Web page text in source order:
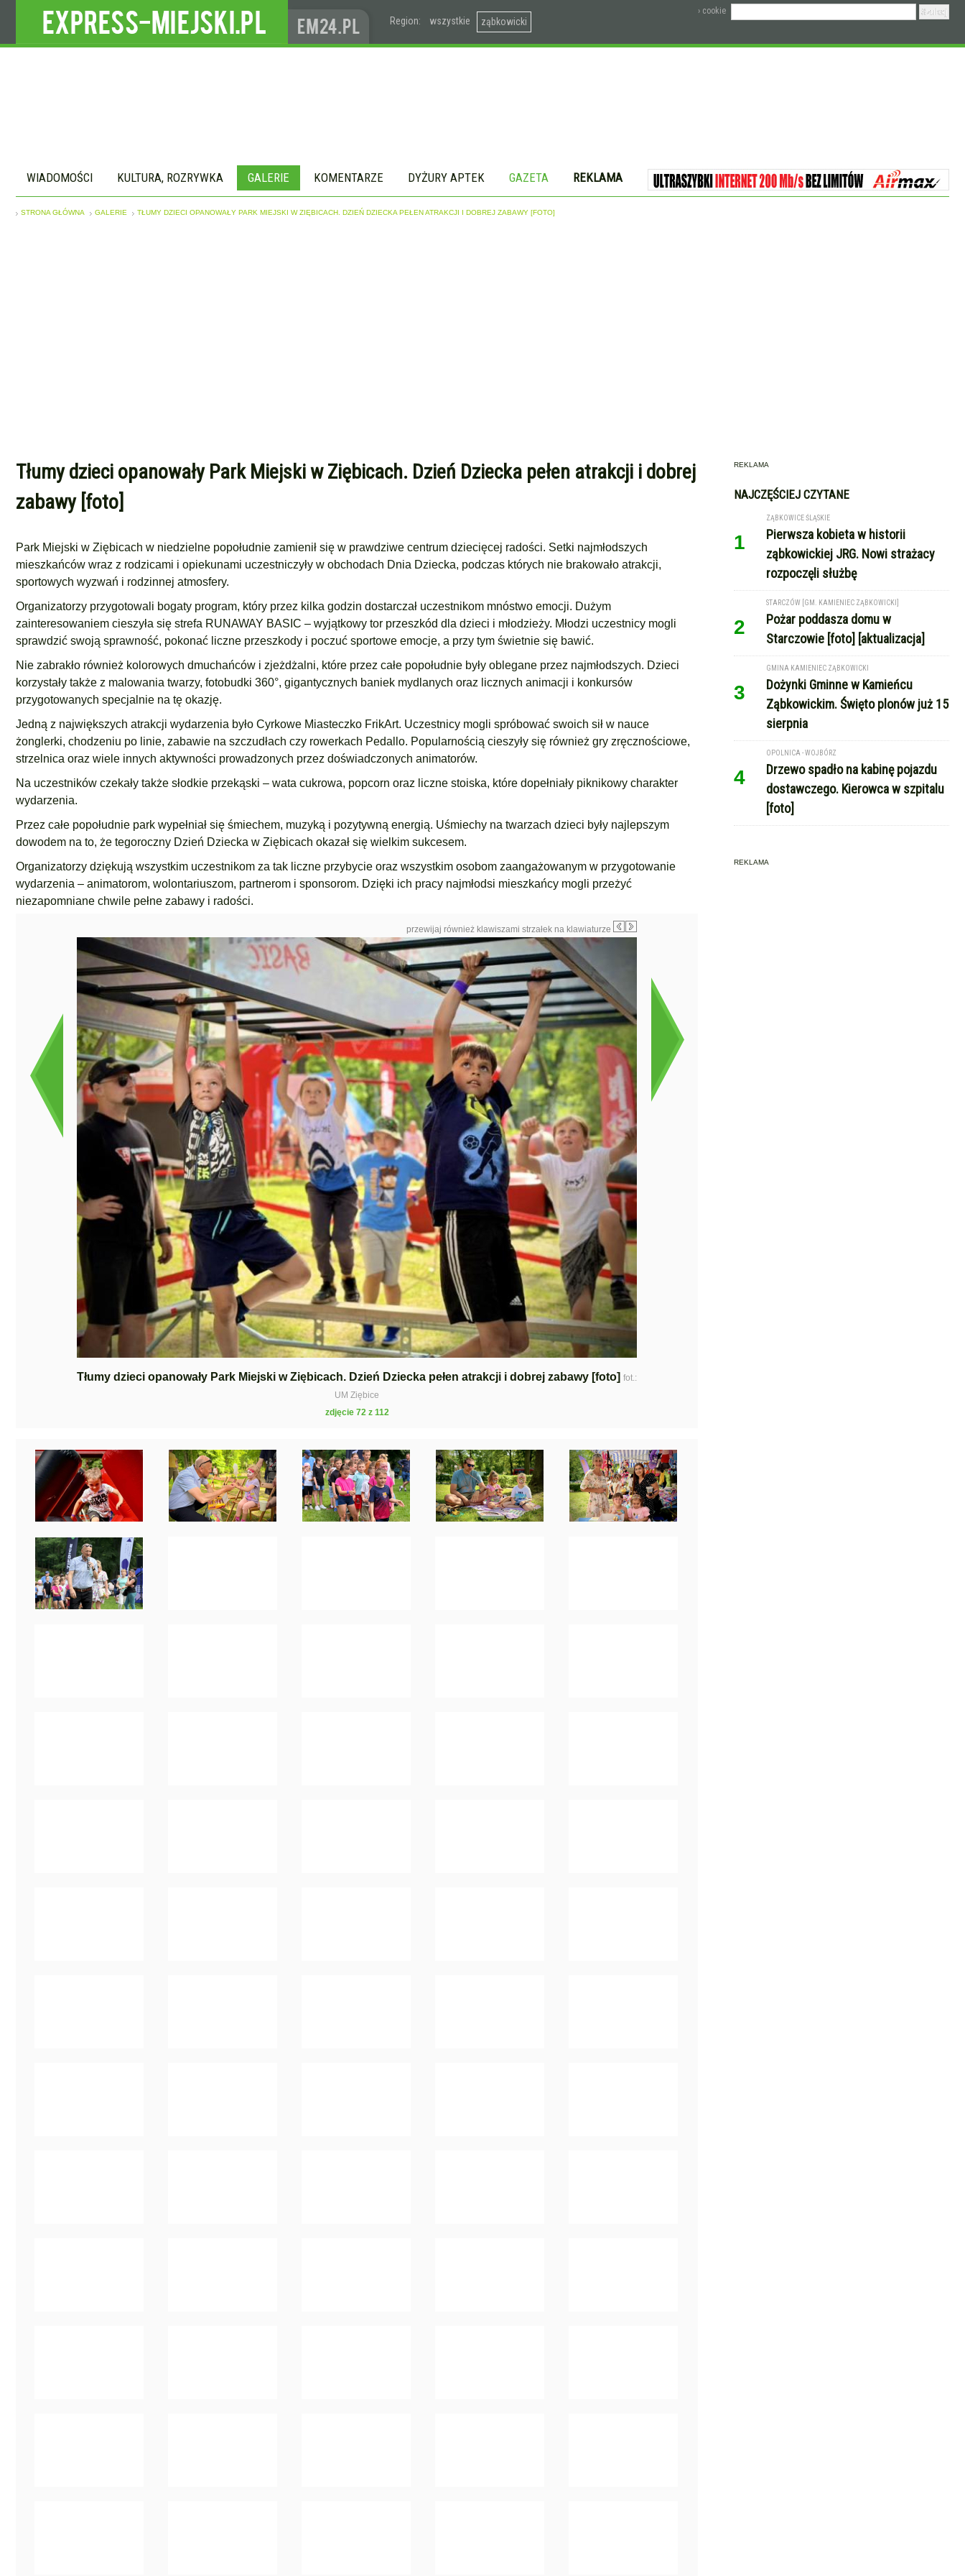
Region: wszystkie ząbkowicki
› cookie
WIADOMOŚCI KULTURA, ROZRYWKA GALERIE KOMENTARZE DYŻURY APTEK GAZETA REKLAMA
STRONA GŁÓWNA GALERIE TŁUMY DZIECI OPANOWAŁY PARK MIEJSKI W ZIĘBICACH. DZIEŃ DZIECKA PEŁEN ATRAKCJI I DOBREJ ZABAWY [FOTO]
Tłumy dzieci opanowały Park Miejski w Ziębicach. Dzień Dziecka pełen atrakcji i dobrej
zabawy [foto]
Park Miejski w Ziębicach w niedzielne popołudnie zamienił się w prawdziwe centrum dziecięcej radości. Setki najmłodszych
mieszkańców wraz z rodzicami i opiekunami uczestniczyły w obchodach Dnia Dziecka, podczas których nie brakowało atrakcji,
sportowych wyzwań i rodzinnej atmosfery.
Organizatorzy przygotowali bogaty program, który przez kilka godzin dostarczał uczestnikom mnóstwo emocji. Dużym
zainteresowaniem cieszyła się strefa RUNAWAY BASIC – wyjątkowy tor przeszkód dla dzieci i młodzieży. Młodzi uczestnicy mogli
sprawdzić swoją sprawność, pokonać liczne przeszkody i poczuć sportowe emocje, a przy tym świetnie się bawić.
Nie zabrakło również kolorowych dmuchańców i zjeżdżalni, które przez całe popołudnie były oblegane przez najmłodszych. Dzieci
korzystały także z malowania twarzy, fotobudki 360°, gigantycznych baniek mydlanych oraz licznych animacji i konkursów
przygotowanych specjalnie na tę okazję.
Jedną z największych atrakcji wydarzenia było Cyrkowe Miasteczko FrikArt. Uczestnicy mogli spróbować swoich sił w nauce
żonglerki, chodzeniu po linie, zabawie na szczudłach czy rowerkach Pedallo. Popularnością cieszyły się również gry zręcznościowe,
strzelnica oraz wiele innych aktywności prowadzonych przez doświadczonych animatorów.
Na uczestników czekały także słodkie przekąski – wata cukrowa, popcorn oraz liczne stoiska, które dopełniały piknikowy charakter
wydarzenia.
Przez całe popołudnie park wypełniał się śmiechem, muzyką i pozytywną energią. Uśmiechy na twarzach dzieci były najlepszym
dowodem na to, że tegoroczny Dzień Dziecka w Ziębicach okazał się wielkim sukcesem.
Organizatorzy dziękują wszystkim uczestnikom za tak liczne przybycie oraz wszystkim osobom zaangażowanym w przygotowanie
wydarzenia – animatorom, wolontariuszom, partnerom i sponsorom. Dzięki ich pracy najmłodsi mieszkańcy mogli przeżyć
niezapomniane chwile pełne zabawy i radości.
przewijaj również klawiszami strzałek na klawiaturze
Tłumy dzieci opanowały Park Miejski w Ziębicach. Dzień Dziecka pełen atrakcji i dobrej zabawy [foto] fot.:
UM Ziębice
zdjęcie 72 z 112
REKLAMA
NAJCZĘŚCIEJ CZYTANE
1
ZĄBKOWICE ŚLĄSKIE
Pierwsza kobieta w historii
ząbkowickiej JRG. Nowi strażacy
rozpoczęli służbę
2
STARCZÓW [GM. KAMIENIEC ZĄBKOWICKI]
Pożar poddasza domu w
Starczowie [foto] [aktualizacja]
3
GMINA KAMIENIEC ZĄBKOWICKI
Dożynki Gminne w Kamieńcu
Ząbkowickim. Święto plonów już 15
sierpnia
4
OPOLNICA - WOJBÓRZ
Drzewo spadło na kabinę pojazdu
dostawczego. Kierowca w szpitalu
[foto]
REKLAMA